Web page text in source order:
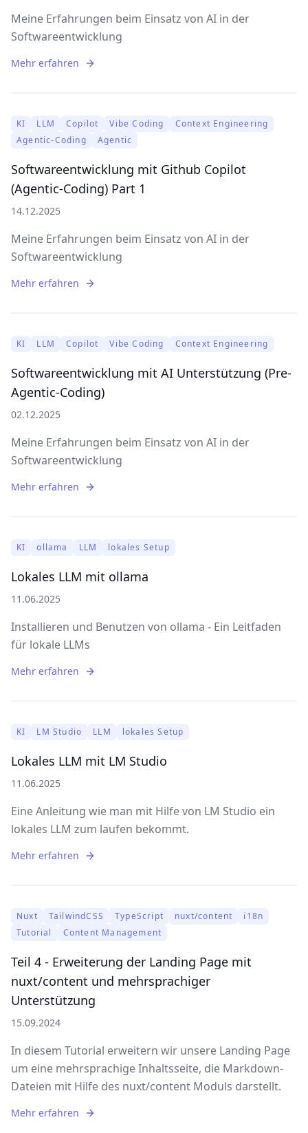
Meine Erfahrungen beim Einsatz von AI in der
Softwareentwicklung
Mehr erfahren
KI LLM Copilot Vibe Coding
Context Engineering
Agentic-Coding
Agentic
Softwareentwicklung mit Github Copilot
(Agentic-Coding) Part 1
14.12.2025
Meine Erfahrungen beim Einsatz von AI in der
Softwareentwicklung
Mehr erfahren
KI LLM Copilot Vibe Coding Context Engineering
Softwareentwicklung mit AI Unterstützung (Pre-
Agentic-Coding)
02.12.2025
Meine Erfahrungen beim Einsatz von AI in der
Softwareentwicklung
Mehr erfahren
KI ollama LLM lokales Setup
Lokales LLM mit ollama
11.06.2025
Installieren und Benutzen von ollama - Ein Leitfaden
für lokale LLMs
Mehr erfahren
KI LM Studio LLM lokales Setup
Lokales LLM mit LM Studio
11.06.2025
Eine Anleitung wie man mit Hilfe von LM Studio ein
lokales LLM zum laufen bekommt.
Mehr erfahren
Nuxt TailwindCSS TypeScript nuxt/content
i18n
Tutorial
Content Management
Teil 4 - Erweiterung der Landing Page mit
nuxt/content und mehrsprachiger
Unterstützung
15.09.2024
In diesem Tutorial erweitern wir unsere Landing Page
um eine mehrsprachige Inhaltsseite, die Markdown-
Dateien mit Hilfe des nuxt/content Moduls darstellt.
Mehr erfahren